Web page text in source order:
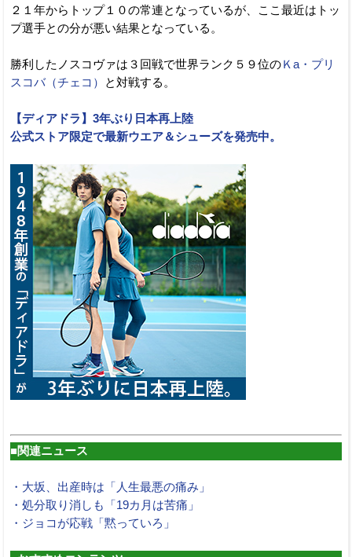
２１年からトップ１０の常連となっているが、ここ最近はトッ
プ選手との分が悪い結果となっている。
勝利したノスコヴァは３回戦で世界ランク５９位のＫa・プリ
スコバ（チェコ）
と対戦する。
【ディアドラ】3年ぶり日本再上陸
公式ストア限定で最新ウエア＆シューズを発売中。
■関連ニュース
・大坂、出産時は「人生最悪の痛み」
・処分取り消しも「19カ月は苦痛」
・ジョコが応戦「黙っていろ」